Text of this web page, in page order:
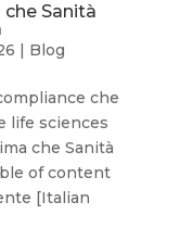
Sanità
| Blog
che
life sciences
che Sanità
of content
[Italian